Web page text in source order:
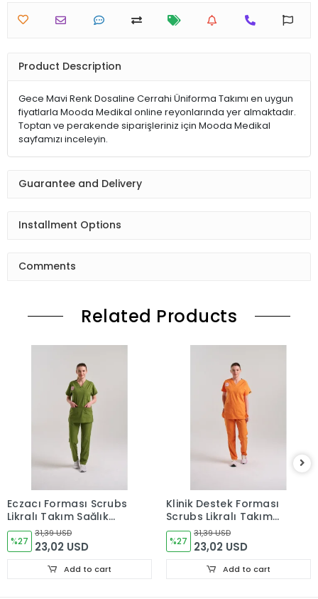
Product Description
Gece Mavi Renk Dosaline Cerrahi Üniforma Takımı en uygun
fiyatlarla Mooda Medikal online reyonlarında yer almaktadır.
Toptan ve perakende siparişleriniz için Mooda Medikal
sayfamızı inceleyin.
Guarantee and Delivery
Installment Options
Comments
Related Products
Eczacı Forması Scrubs
Likralı Takım Sağlık
Bakanlığı Uyumlu-
Grasshopper
%27
31,39 USD
23,02 USD
Add to cart
Klinik Destek Forması
Scrubs Likralı Takım
Sağlık Bakanlığı
Uyumlu-Orange Ochre
%27
31,39 USD
23,02 USD
Add to cart